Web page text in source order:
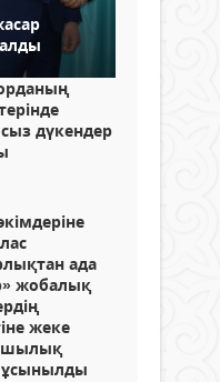
дүкендер
ада
жобалық
жеке